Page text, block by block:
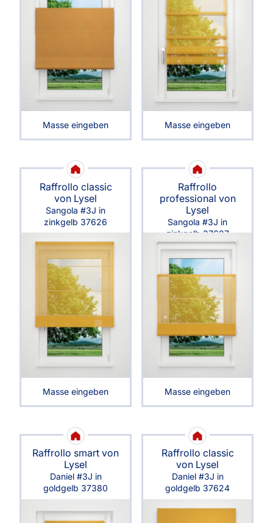
Masse eingeben Masse eingeben
Raffrollo classic
von Lysel
Sangola #3J in
zinkgelb 37626
Masse eingeben
Raffrollo
professional von
Lysel
Sangola #3J in
zinkgelb 37627
Masse eingeben
Raffrollo smart von
Lysel
Daniel #3J in
goldgelb 37380
Raffrollo classic
von Lysel
Daniel #3J in
goldgelb 37624